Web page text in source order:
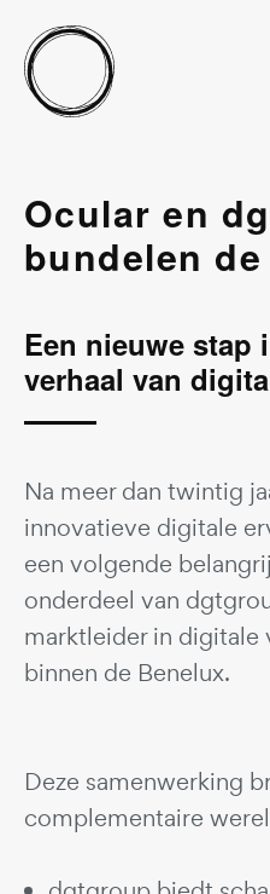
Ocular en
bundelen
Een nieuwe stap
verhaal van
Na meer dan twintig
innovatieve digitale
een volgende
onderdeel van
marktleider in digitale
binnen de Benelux.
Deze samenwerking
complementaire